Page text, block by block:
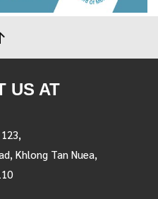
US AT
Khlong Tan Nuea,